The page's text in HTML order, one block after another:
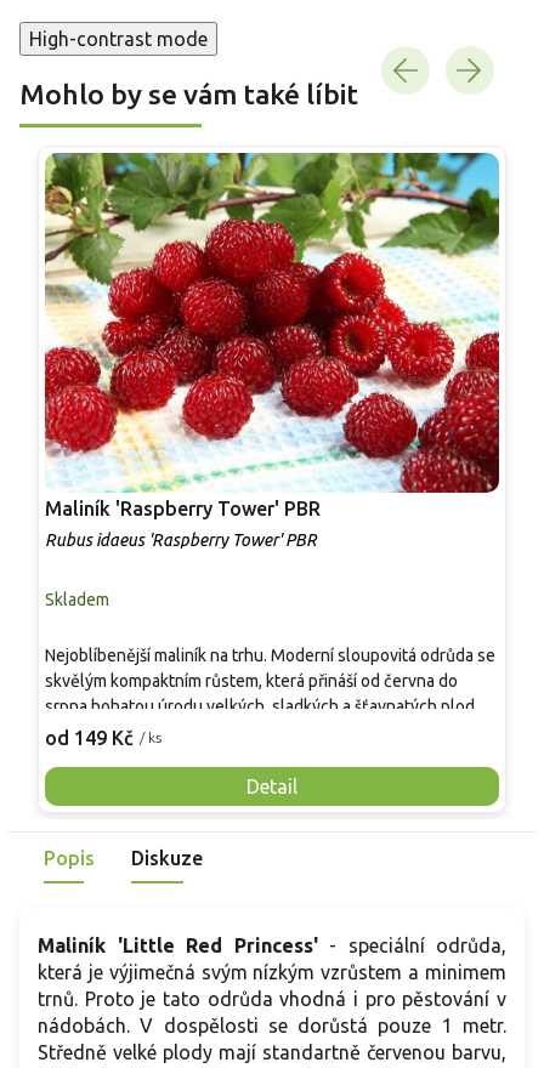
High-contrast mode
Mohlo by se vám také líbit
Maliník 'Raspberry Tower' PBR
Rubus idaeus 'Raspberry Tower' PBR
Skladem
od 149 Kč / ks
Detail
Nejoblíbenější maliník na trhu. Moderní sloupovitá odrůda se
skvělým kompaktním růstem, která přináší od června do
srpna bohatou úrodu velkých, sladkých a šťavnatých plodů.
Pevné vzpřímené výhony tvoří elegantní habitus bez
Mrazuvzdornost do −25 °C a spolehlivá vitalita z něj dělají
skvělou volbu pro každého pěstitele.
Popis Diskuze
Maliník 'Little Red Princess' - speciální odrůda,
která je výjimečná svým nízkým vzrůstem a minimem
trnů. Proto je tato odrůda vhodná i pro pěstování v
nádobách. V dospělosti se dorůstá pouze 1 metr.
Středně velké plody mají standartně červenou barvu,